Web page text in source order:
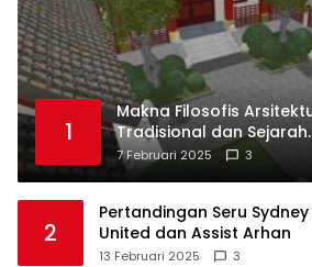
1
Makna Filosofis
Tradisional dan Sejarah
Perkembangannya
7 Februari 2025 3
2
Pertandingan Seru
United dan Assist Arhan
13 Februari 2025 3